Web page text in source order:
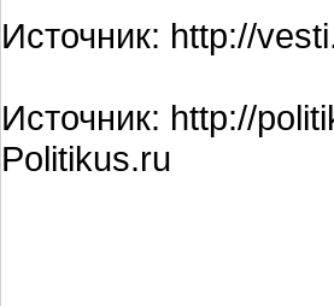
Источник: http://
Источник: http://
Politikus.ru